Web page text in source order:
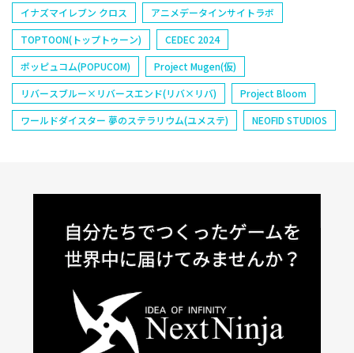
イナズマイレブン クロス
アニメデータインサイトラボ
TOPTOON(トップトゥーン)
CEDEC 2024
ポッピュコム(POPUCOM)
Project Mugen(仮)
リバースブルー×リバースエンド(リバ×リバ)
Project Bloom
ワールドダイスター 夢のステラリウム(ユメステ)
NEOFID STUDIOS